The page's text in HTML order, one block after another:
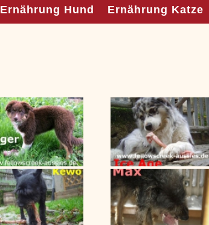
Ernährung Hund Ernährung Katze